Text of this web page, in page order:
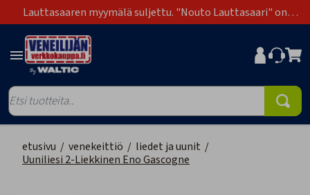
Lauttasaaren myymälä suljettu. "Nouto Lauttasaari" on
poistunut toimitustapavaihtoehdoista.
etusivu / venekeittiö / liedet ja uunit /
Uuniliesi 2-Liekkinen Eno Gascogne